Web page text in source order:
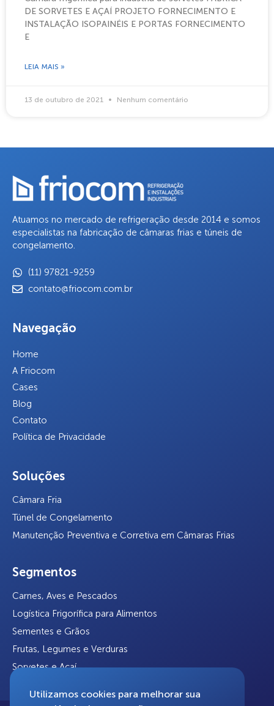
DE SORVETES E AÇAÍ PROJETO FORNECIMENTO E
INSTALAÇÃO ISOPAINÉIS E PORTAS FORNECIMENTO
E
LEIA MAIS »
13 de outubro de 2021 Nenhum comentário
Atuamos no mercado de refrigeração desde 2014 e somos
especialistas na fabricação de câmaras frias e túneis de
congelamento.
(11) 97821-9259
contato@friocom.com.br
Navegação
Home
A Friocom
Cases
Blog
Contato
Política de Privacidade
Soluções
Câmara Fria
Túnel de Congelamento
Manutenção Preventiva e Corretiva em Câmaras Frias
Segmentos
Carnes, Aves e Pescados
Logística Frigorífica para Alimentos
Sementes e Grãos
Frutas, Legumes e Verduras
Sorvetes e Açaí
Utilizamos cookies para melhorar sua